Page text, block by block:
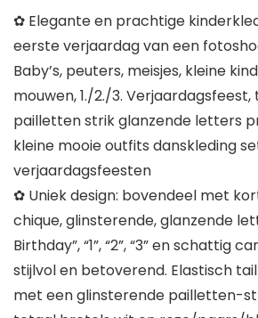
✿ Elegante en prachtige
eerste verjaardag van een
Baby’s, peuters, meisjes, kleine
mouwen, 1./2./3.
pailletten strik glanzende letters
kleine mooie outfits danskleding
verjaardagsfeesten
✿ Uniek design: bovendeel met
chique, glinsterende, glanzende
Birthday”, “1”, “2”, “3” en schattig
stijlvol en betoverend. Elastisch
met een glinsterende pailletten-